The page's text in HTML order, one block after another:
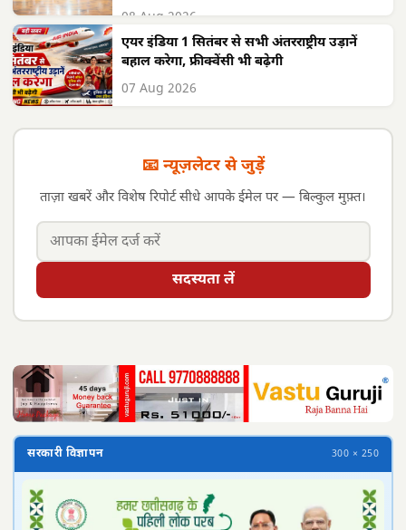
08 Aug 2026
एयर इंडिया 1 सितंबर से सभी अंतरराष्ट्रीय उड़ानें
बहाल करेगा, फ्रीक्वेंसी भी बढ़ेगी
07 Aug 2026
📧 न्यूज़लेटर से जुड़ें
ताज़ा खबरें और विशेष रिपोर्ट सीधे आपके ईमेल पर — बिल्कुल मुफ़्त।
सदस्यता लें
सरकारी विज्ञापन 300 × 250